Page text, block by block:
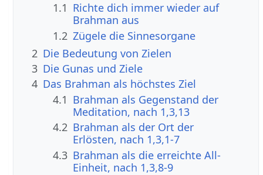
1.1 Richte dich immer wieder auf
Brahman aus
1.2 Zügele die Sinnesorgane
2 Die Bedeutung von Zielen
3 Die Gunas und Ziele
4 Das Brahman als höchstes Ziel
4.1 Brahman als Gegenstand der
Meditation, nach 1,3,13
4.2 Brahman als der Ort der
Erlösten, nach 1,3,1-7
4.3 Brahman als die erreichte All-
Einheit, nach 1,3,8-9